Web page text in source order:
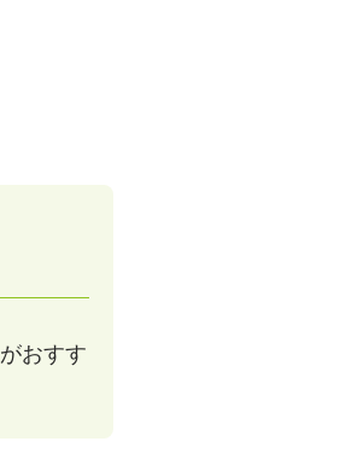
がおすす